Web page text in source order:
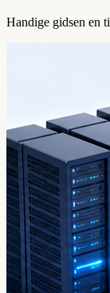
Handige gidsen en